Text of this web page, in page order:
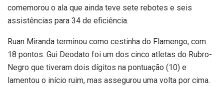
comemorou o ala que ainda teve sete rebotes e seis
assistências para 34 de eficiência.
Ruan Miranda terminou como cestinha do Flamengo, com
18 pontos. Gui Deodato foi um dos cinco atletas do Rubro-
Negro que tiveram dois dígitos na pontuação (10) e
lamentou o início ruim, mas assegurou uma volta por cima.